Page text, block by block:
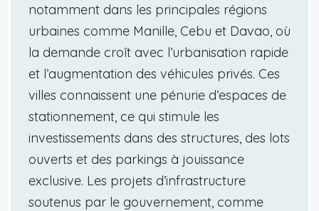
notamment dans les principales régions
urbaines comme Manille, Cebu et Davao, où
la demande croît avec l’urbanisation rapide
et l’augmentation des véhicules privés. Ces
villes connaissent une pénurie d’espaces de
stationnement, ce qui stimule les
investissements dans des structures, des lots
ouverts et des parkings à jouissance
exclusive. Les projets d’infrastructure
soutenus par le gouvernement, comme